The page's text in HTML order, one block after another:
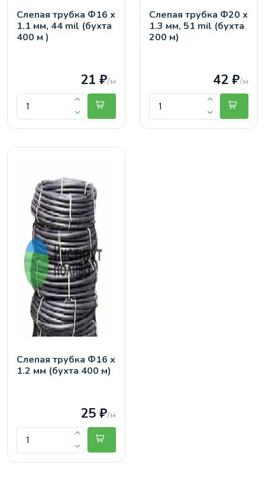
Слепая трубка Ф16 х
1.1 мм, 44 mil (бухта
400 м )
21 ₽/м
Слепая трубка Ф20 х
1.3 мм, 51 mil (бухта
200 м)
42 ₽/м
Слепая трубка Ф16 х
1.2 мм (бухта 400 м)
25 ₽/м